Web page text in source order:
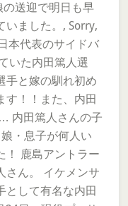
の送迎で明日も早
いました。, Sorry,
本代表のサイドバ
いた内田篤人選
手と嫁の馴れ初め
す！！また、内田
内田篤人さんの子
・息子が何人い
！ 鹿島アントラー
さん。 イケメンサ
として有名な内田